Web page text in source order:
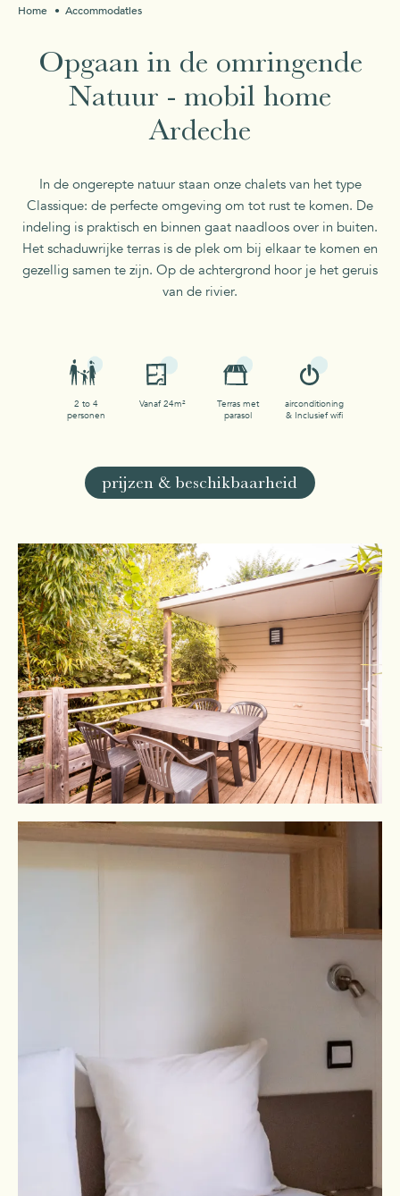
Home Accommodaties
Opgaan in de omringende
Natuur - mobil home
Ardeche
In de ongerepte natuur staan onze chalets van het type
Classique: de perfecte omgeving om tot rust te komen. De
indeling is praktisch en binnen gaat naadloos over in buiten.
Het schaduwrijke terras is de plek om bij elkaar te komen en
gezellig samen te zijn. Op de achtergrond hoor je het geruis
van de rivier.
2 to 4
personen
Vanaf 24m²
Terras met
parasol
airconditioning
& Inclusief wifi
prijzen & beschikbaarheid